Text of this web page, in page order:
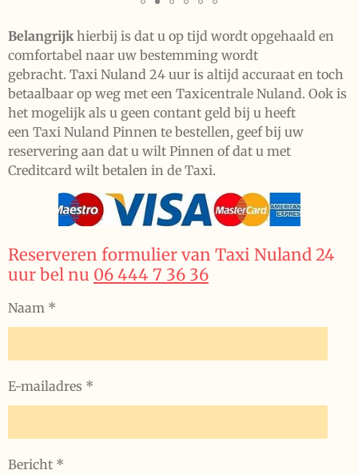
Belangrijk hierbij is dat u op tijd wordt opgehaald en
comfortabel naar uw bestemming wordt
gebracht. Taxi Nuland 24 uur is altijd accuraat en toch
betaalbaar op weg met een Taxicentrale Nuland. Ook is
het mogelijk als u geen contant geld bij u heeft
een Taxi Nuland Pinnen te bestellen, geef bij uw
reservering aan dat u wilt Pinnen of dat u met
Creditcard wilt betalen in de Taxi.
Reserveren formulier van Taxi Nuland 24
uur bel nu 06 444 7 36 36
Naam *
E-mailadres *
Bericht *